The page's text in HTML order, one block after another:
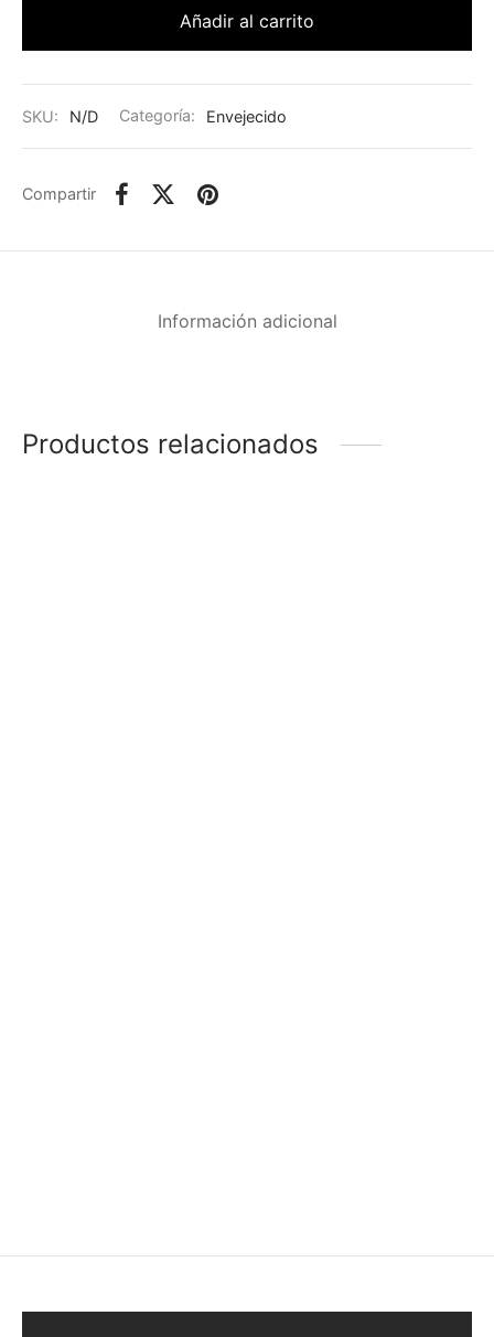
Añadir al carrito
SKU: N/D Categoría: Envejecido
Compartir
Información adicional
Productos relacionados